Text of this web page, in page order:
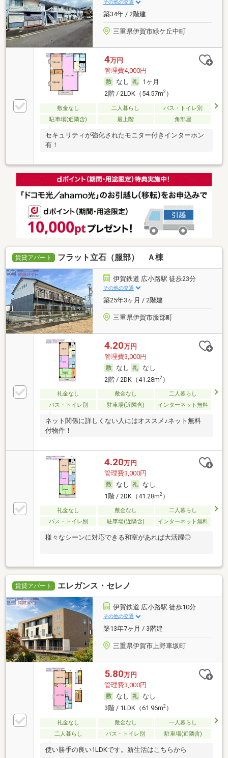
その他の交通
築34年 / 2階建
三重県伊賀市緑ケ丘中町
4万円
管理費4,000円
なし
1ヶ月
2階 / 2LDK（54.57m2）
敷金なし 二人暮らし
バス・トイレ別
駐車場(近隣含)
最上階 角部屋
セキュリティが強化されたモニター付きインターホン
有！
賃貸アパート フラット立石（服部） Ａ棟
伊賀鉄道 広小路駅 徒歩23分
その他の交通
築25年3ヶ月 / 2階建
三重県伊賀市服部町
4.20万円
管理費3,000円
なし
なし
2階 / 2DK（41.28m2）
礼金なし 敷金なし
二人暮らし
バス・トイレ別
駐車場(近隣含) インターネット無料
ネット関係に詳しくない人にはオススメ♪ネット無料
付物件！
4.20万円
管理費3,000円
なし
なし
1階 / 2DK（41.28m2）
礼金なし 敷金なし
二人暮らし
バス・トイレ別
駐車場(近隣含) インターネット無料
様々なシーンに対応できる和室があれば大活躍◎
賃貸アパート エレガンス・セレノ
伊賀鉄道 広小路駅 徒歩10分
その他の交通
築13年7ヶ月 / 3階建
三重県伊賀市上野車坂町
5.80万円
管理費3,000円
なし
なし
3階 / 1LDK（61.96m2）
礼金なし 敷金なし
一人暮らし
二人暮らし
バス・トイレ別 駐車場(近隣含)
使い勝手の良い1LDKです。新生活はこちらから